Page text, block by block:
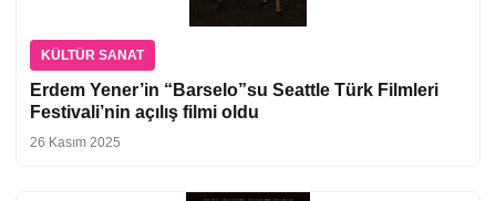
KÜLTÜR SANAT
Erdem Yener’in “Barselo”su Seattle Türk Filmleri
Festivali’nin açılış filmi oldu
26 Kasım 2025